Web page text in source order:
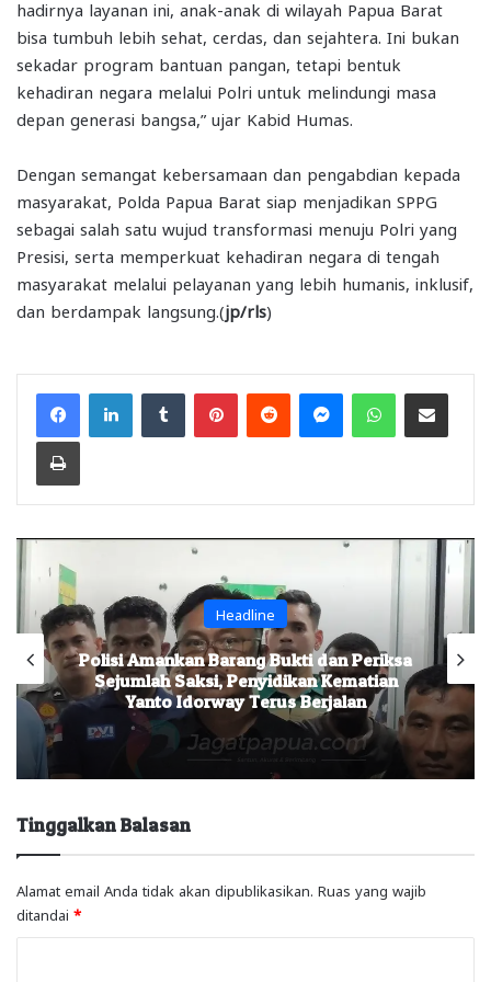
hadirnya layanan ini, anak-anak di wilayah Papua Barat
bisa tumbuh lebih sehat, cerdas, dan sejahtera. Ini bukan
sekadar program bantuan pangan, tetapi bentuk
kehadiran negara melalui Polri untuk melindungi masa
depan generasi bangsa,” ujar Kabid Humas.
Dengan semangat kebersamaan dan pengabdian kepada
masyarakat, Polda Papua Barat siap menjadikan SPPG
sebagai salah satu wujud transformasi menuju Polri yang
Presisi, serta memperkuat kehadiran negara di tengah
masyarakat melalui pelayanan yang lebih humanis, inklusif,
dan berdampak langsung.(jp/rls)
FacebookLinkedInTumblr PinterestReddit MessengerWhatsAppShare via Email
Print
Headline
Polisi Amankan Barang Bukti dan Periksa
Sejumlah Saksi, Penyidikan Kematian
Yanto Idorway Terus Berjalan
Tinggalkan Balasan
Alamat email Anda tidak akan dipublikasikan. Ruas yang wajib
ditandai *